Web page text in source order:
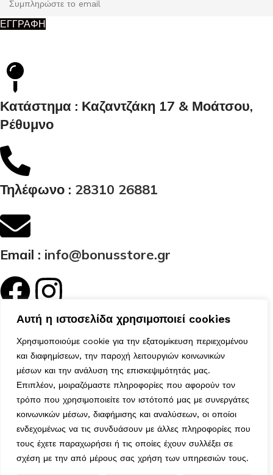
Αυτή η ιστοσελίδα χρησιμοποιεί cookies
Χρησιμοποιούμε cookie για την εξατομίκευση περιεχομένου
και διαφημίσεων, την παροχή λειτουργιών κοινωνικών
μέσων και την ανάλυση της επισκεψιμότητάς μας.
Επιπλέον, μοιραζόμαστε πληροφορίες που αφορούν τον
τρόπο που χρησιμοποιείτε τον ιστότοπό μας με συνεργάτες
κοινωνικών μέσων, διαφήμισης και αναλύσεων, οι οποίοι
ενδεχομένως να τις συνδυάσουν με άλλες πληροφορίες που
τους έχετε παραχωρήσει ή τις οποίες έχουν συλλέξει σε
σχέση με την από μέρους σας χρήση των υπηρεσιών τους.
ΕΓΓΡΑΦΗ
Κατάστημα : Καζαντζάκη 17 & Μοάτσου,
Ρέθυμνο
Τηλέφωνο : 28310 26881
Email : info@bonusstore.gr
Κατηγορίες
Προϊόντα
Επικοινωνία
Ο Λογαριασμός μου
Το Καλάθι μου
Τα Αγαπημένα μου
Χρήσιμα
Τρόποι Αποστολής
Μέθοδοι Πληρωμής